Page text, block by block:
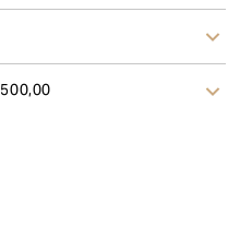
no final do processo de